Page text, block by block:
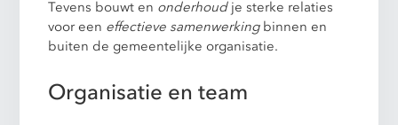
Tevens bouwt en onderhoudje sterke relaties
voor een effectieve samenwerkingbinnen en
buiten de gemeentelijke organisatie.
Organisatie en team